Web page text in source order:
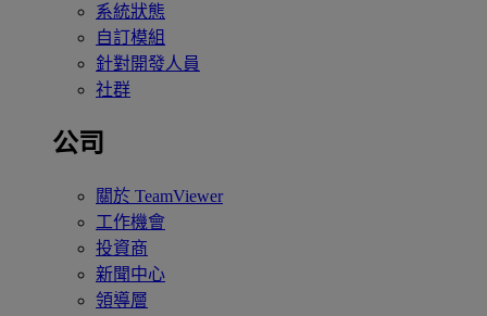
系統狀態
自訂模組
針對開發人員
社群
公司
關於 TeamViewer
工作機會
投資商
新聞中心
領導層